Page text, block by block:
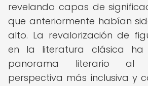
revelando capas de
que anteriormente habían
alto. La revalorización de
en la literatura clásica ha
panorama literario al
perspectiva más inclusiva y